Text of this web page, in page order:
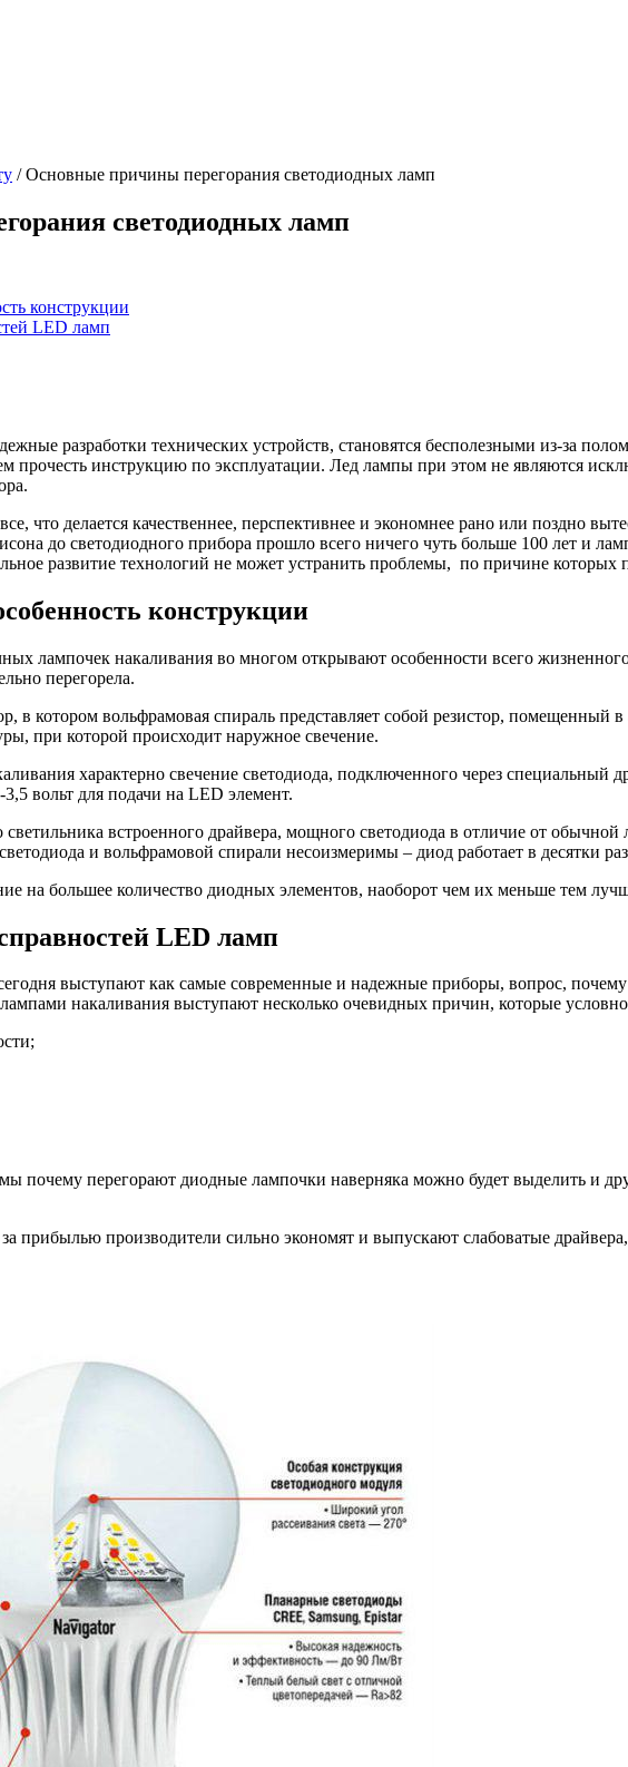
/ Основные причины перегорания светодиодных ламп
светодиодных ламп
конструкции
LED ламп
разработки технических устройств, становятся бесполезными из-за
прочесть инструкцию по эксплуатации. Лед лампы при этом не являются
что делается качественнее, перспективнее и экономнее рано или поздно
до светодиодного прибора прошло всего ничего чуть больше 100 лет и
развитие технологий не может устранить проблемы, по причине которых
конструкции
лампочек накаливания во многом открывают особенности всего
перегорела.
котором вольфрамовая спираль представляет собой резистор, помещенный
при которой происходит наружное свечение.
характерно свечение светодиода, подключенного через
вольт для подачи на LED элемент.
встроенного драйвера, мощного светодиода в отличие от
и вольфрамовой спирали несоизмеримы – диод работает в десятки
на большее количество диодных элементов, наоборот чем их меньше тем
LED ламп
выступают как самые современные и надежные приборы, вопрос, почему
накаливания выступают несколько очевидных причин, которые
почему перегорают диодные лампочки наверняка можно будет выделить и
прибылью производители сильно экономят и выпускают слабоватые